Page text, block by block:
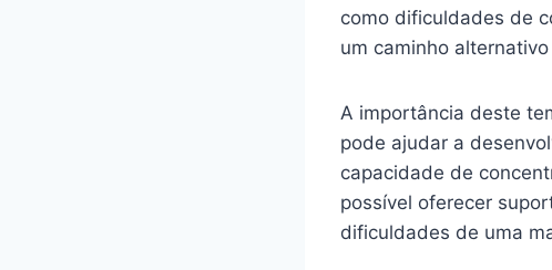
como dificuldades de
um caminho
A importância deste
pode ajudar a
capacidade de
possível oferecer
dificuldades de uma